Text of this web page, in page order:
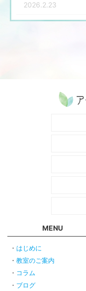
2026.2.23
MENU
はじめに
教室のご案内
コラム
ブログ